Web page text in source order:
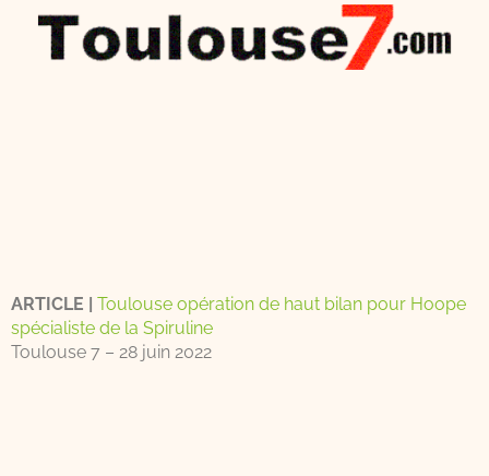
ARTICLE | Toulouse opération de haut bilan pour Hoope
spécialiste de la Spiruline
Toulouse 7 – 28 juin 2022